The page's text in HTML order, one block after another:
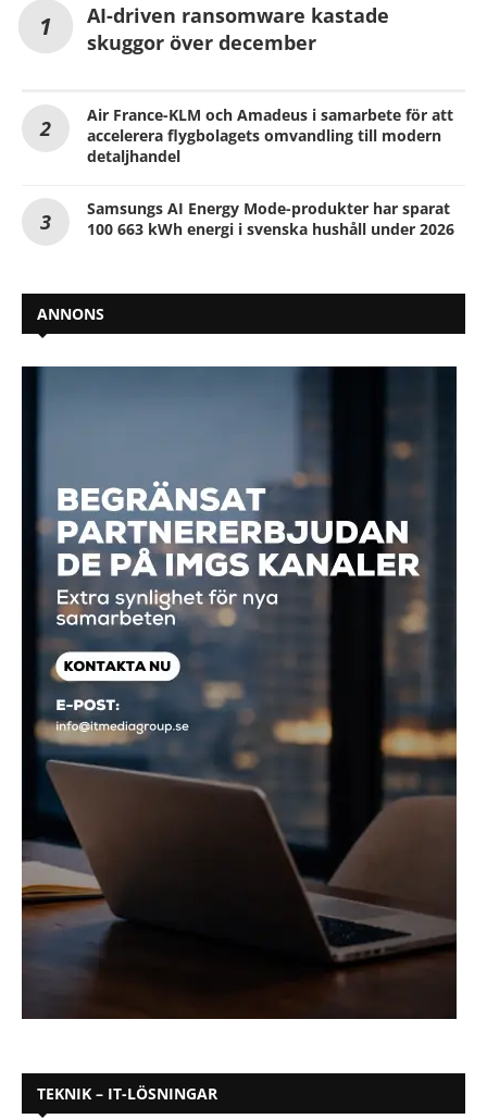
AI-driven ransomware kastade
skuggor över december
Air France-KLM och Amadeus i samarbete för att
accelerera flygbolagets omvandling till modern
detaljhandel
Samsungs AI Energy Mode-produkter har sparat
100 663 kWh energi i svenska hushåll under 2026
ANNONS
TEKNIK – IT-LÖSNINGAR